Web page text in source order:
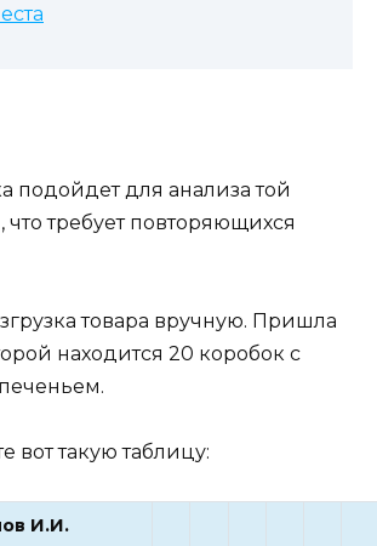
подойдет для анализа той
что требует повторяющихся
товара вручную. Пришла
находится 20 коробок с
вот такую таблицу:
И.И.